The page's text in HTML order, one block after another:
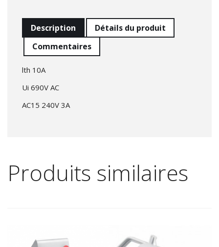
Description
Détails du produit
Commentaires
lth 10A
Ui 690V AC
AC15 240V 3A
Produits similaires